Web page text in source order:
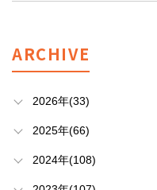
ARCHIVE
2026年(33)
2025年(66)
2024年(108)